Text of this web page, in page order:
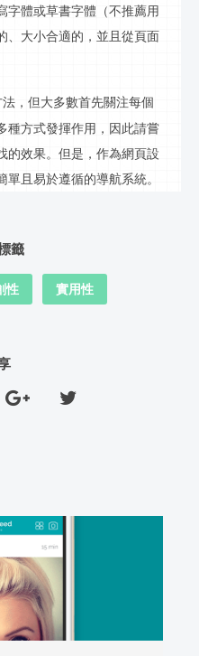
字體或草書字體（不推薦用
、大小合適的，並且從頁面
，但大多數首先關注每個
種方式發揮作用，因此請嘗
的效果。但是，作為網頁設
單且易於遵循的導航系統。
籤
性 實用性